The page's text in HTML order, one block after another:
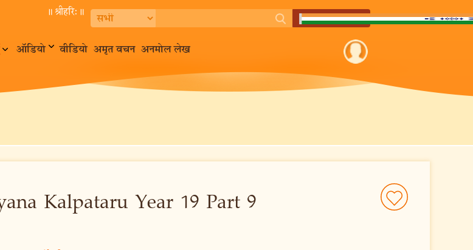
॥ श्रीहरि:॥
ऑडियो वीडियो अमृत वचन अनमोल लेख
Kalpataru Year 19 Part 9